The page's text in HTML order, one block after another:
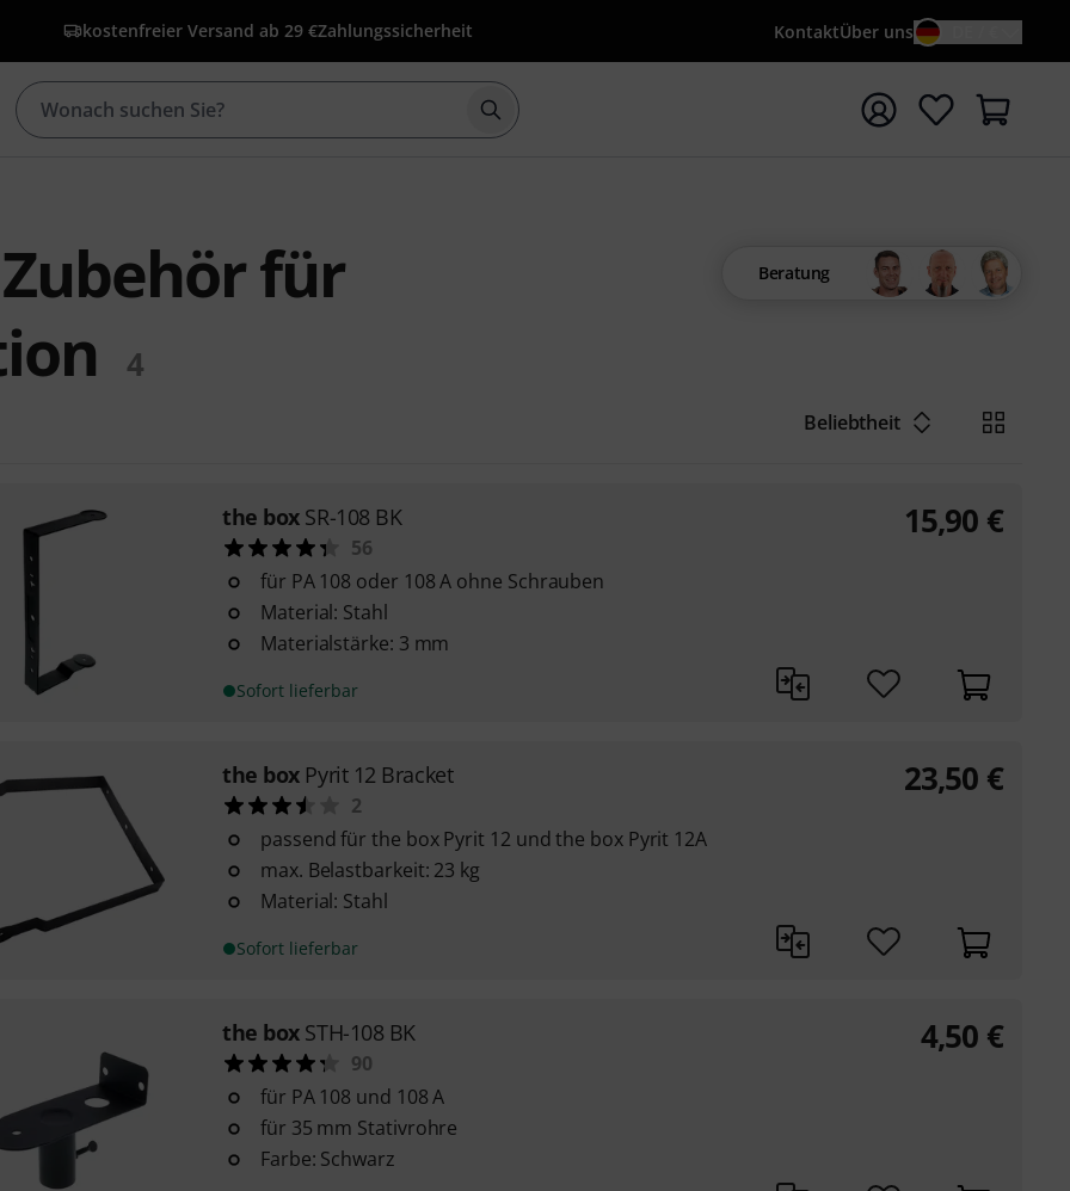
kostenfreier Versand ab 29 €Zahlungssicherheit KontaktÜber uns
Suche mit Suchwort {searchTerm} starten
für
4
Beratung
Beliebtheit
the box SR-108 BK
56
für PA 108 oder 108 A ohne Schrauben
Material: Stahl
Materialstärke: 3 mm
Sofort lieferbar
15,90 €
the box Pyrit 12 Bracket
2
passend für the box Pyrit 12 und the box Pyrit 12A
max. Belastbarkeit: 23 kg
Material: Stahl
Sofort lieferbar
23,50 €
the box STH-108 BK
90
für PA 108 und 108 A
für 35 mm Stativrohre
Farbe: Schwarz
4,50 €